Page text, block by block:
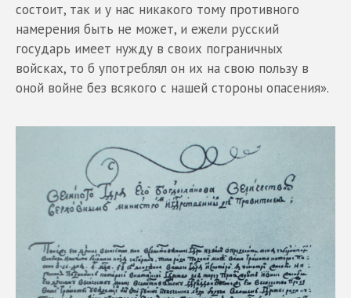
состоит, так и у нас никакого тому противного
намерения быть не может, и ежели русский
государь имеет нужду в своих пограничных
войсках, то б употреблял он их на свою пользу в
оной войне без всякого с нашей стороны опасения».